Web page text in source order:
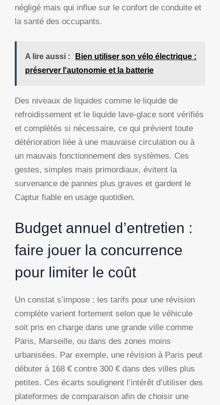
négligé mais qui influe sur le confort de conduite et
la santé des occupants.
A lire aussi :
Bien utiliser son vélo électrique :
préserver l'autonomie et la batterie
Des niveaux de liquides comme le liquide de
refroidissement et le liquide lave-glace sont vérifiés
et complétés si nécessaire, ce qui prévient toute
détérioration liée à une mauvaise circulation ou à
un mauvais fonctionnement des systèmes. Ces
gestes, simples mais primordiaux, évitent la
survenance de pannes plus graves et gardent le
Captur fiable en usage quotidien.
Budget annuel d’entretien :
faire jouer la concurrence
pour limiter le coût
Un constat s’impose : les tarifs pour une révision
complète varient fortement selon que le véhicule
soit pris en charge dans une grande ville comme
Paris, Marseille, ou dans des zones moins
urbanisées. Par exemple, une révision à Paris peut
débuter à 168 € contre 300 € dans des villes plus
petites. Ces écarts soulignent l’intérêt d’utiliser des
plateformes de comparaison afin de choisir une